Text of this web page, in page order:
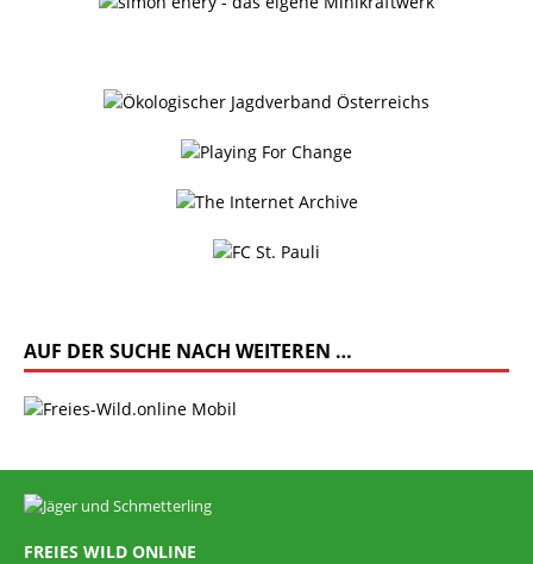
AUF DER SUCHE NACH WEITEREN …
FREIES WILD ONLINE